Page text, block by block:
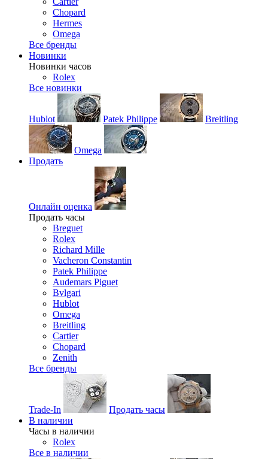
Chopard
Hermes
Omega
Все бренды
Новинки
Новинки часов
Rolex
Все новинки
Hublot Patek Philippe Breitling
Omega
Продать
Онлайн оценка
Продать часы
Breguet
Rolex
Richard Mille
Vacheron Constantin
Patek Philippe
Audemars Piguet
Bvlgari
Hublot
Omega
Breitling
Cartier
Chopard
Zenith
Все бренды
Trade-In
Продать часы
В наличии
Часы в наличии
Rolex
Все в наличии